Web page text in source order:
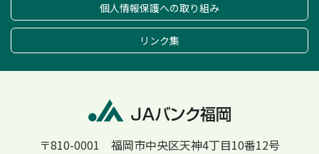
個人情報保護への取り組み
リンク集
〒810-0001 福岡市中央区天神4丁目10番12号